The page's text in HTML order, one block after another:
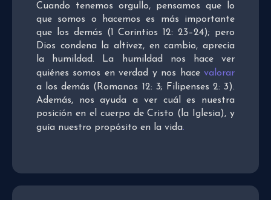
Cuando tenemos orgullo, pensamos que lo
que somos o hacemos es más importante
que los demás (1 Corintios 12: 23–24); pero
Dios condena la altivez, en cambio, aprecia
la humildad. La humildad nos hace ver
quiénes somos en verdad y nos hace valorar
a los demás (Romanos 12: 3; Filipenses 2: 3).
Además, nos ayuda a ver cuál es nuestra
posición en el cuerpo de Cristo (la Iglesia), y
guía nuestro propósito en la vida.